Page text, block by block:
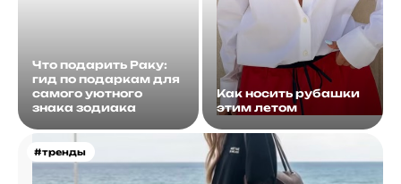
Что подарить Раку:
гид по подаркам для
самого уютного
знака зодиака
Как носить рубашки
этим летом
#тренды